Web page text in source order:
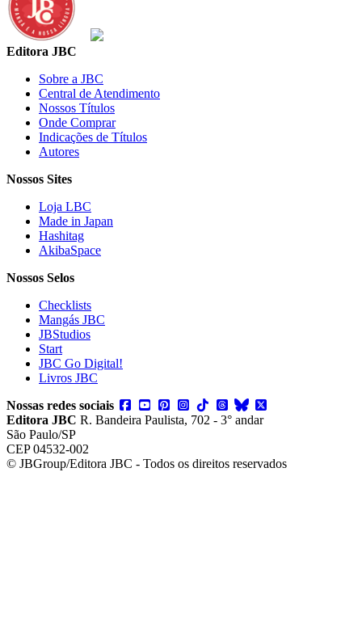
Editora JBC
Sobre a JBC
Central de Atendimento
Nossos Títulos
Onde Comprar
Indicações de Títulos
Autores
Nossos Sites
Loja LBC
Made in Japan
Hashitag
AkibaSpace
Nossos Selos
Checklists
Mangás JBC
JBStudios
Start
JBC Go Digital!
Livros JBC
Nossas redes sociais
Editora JBC R. Bandeira Paulista, 702 - 3° andar
São Paulo/SP
CEP 04532-002
© JBGroup/Editora JBC - Todos os direitos reservados